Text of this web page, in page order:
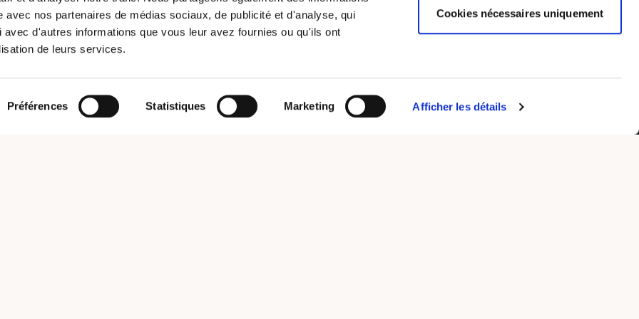
avec nos partenaires de médias sociaux, de publicité et d'analyse, qui
d'autres informations que vous leur avez fournies ou qu'ils ont
de leurs services.
Préférences Statistiques Marketing Afficher les détails
Cookies nécessaires uniquement